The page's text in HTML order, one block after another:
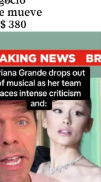
mueve
380